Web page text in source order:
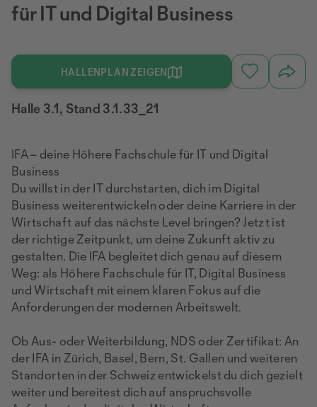
für IT und Digital Business
HALLENPLAN ZEIGEN
Halle 3.1, Stand 3.1.33_21
IFA – deine Höhere Fachschule für IT und Digital
Business
Du willst in der IT durchstarten, dich im Digital
Business weiterentwickeln oder deine Karriere in der
Wirtschaft auf das nächste Level bringen? Jetzt ist
der richtige Zeitpunkt, um deine Zukunft aktiv zu
gestalten. Die IFA begleitet dich genau auf diesem
Weg: als Höhere Fachschule für IT, Digital Business
und Wirtschaft mit einem klaren Fokus auf die
Anforderungen der modernen Arbeitswelt.
Ob Aus- oder Weiterbildung, NDS oder Zertifikat: An
der IFA in Zürich, Basel, Bern, St. Gallen und weiteren
Standorten in der Schweiz entwickelst du dich gezielt
weiter und bereitest dich auf anspruchsvolle